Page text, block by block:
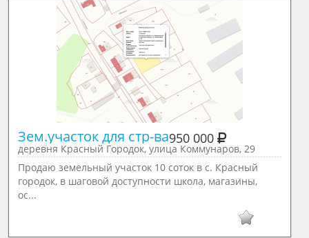
Зем.участок для стр-ва950 000
деревня Красный Городок, улица Коммунаров, 29
Продаю земельный участок 10 соток в с. Красный
городок, в шаговой доступности школа, магазины,
ос...